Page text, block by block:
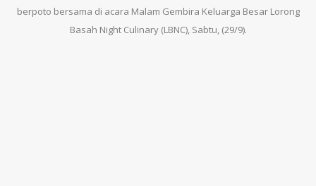
berpoto bersama di acara Malam Gembira Keluarga Besar Lorong
Basah Night Culinary (LBNC), Sabtu, (29/9).